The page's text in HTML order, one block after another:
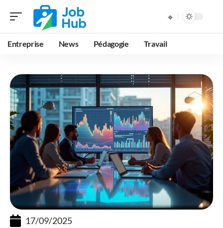
Entreprise News Pédagogie Travail
17/09/2025